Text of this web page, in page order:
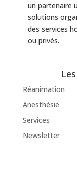
un partenaire
solutions
des services
ou privés.
Réanimation
Anesthésie
Services
Newsletter